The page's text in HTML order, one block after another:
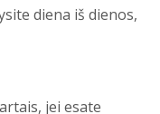
diena iš dienos,
jei esate